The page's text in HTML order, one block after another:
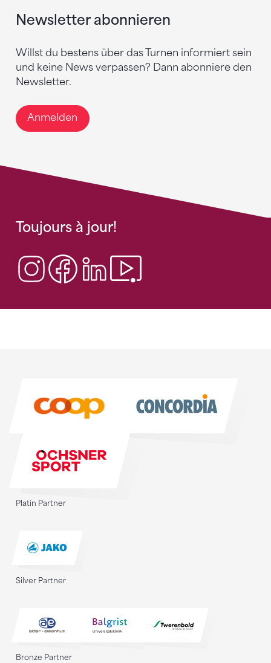
Newsletter abonnieren
Willst du bestens über das Turnen informiert sein
und keine News verpassen? Dann abonniere den
Newsletter.
Anmelden
Toujours à jour!
Platin Partner
Silver Partner
Bronze Partner